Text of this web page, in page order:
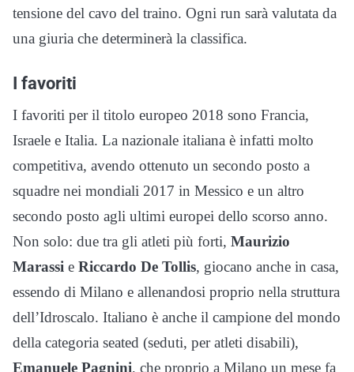
tensione del cavo del traino. Ogni run sarà valutata da
una giuria che determinerà la classifica.
I favoriti
I favoriti per il titolo europeo 2018 sono Francia,
Israele e Italia. La nazionale italiana è infatti molto
competitiva, avendo ottenuto un secondo posto a
squadre nei mondiali 2017 in Messico e un altro
secondo posto agli ultimi europei dello scorso anno.
Non solo: due tra gli atleti più forti, Maurizio
Marassi e Riccardo De Tollis, giocano anche in casa,
essendo di Milano e allenandosi proprio nella struttura
dell’Idroscalo. Italiano è anche il campione del mondo
della categoria seated (seduti, per atleti disabili),
Emanuele Pagnini, che proprio a Milano un mese fa